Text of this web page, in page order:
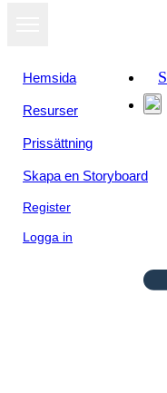
Hemsida
Resurser
Prissättning
Skapa en Storyboard
Register
Logga in